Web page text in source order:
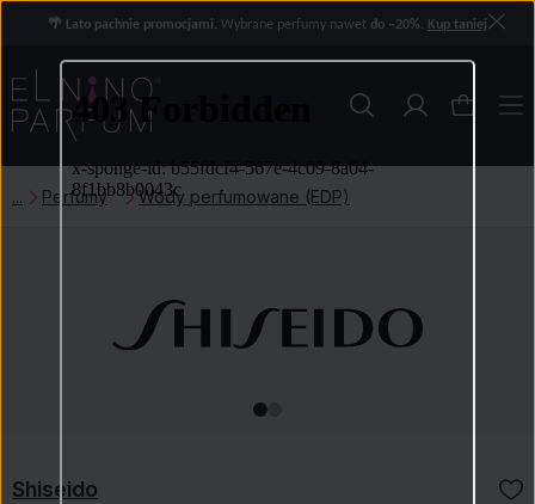
🌴 Lato pachnie promocjami. Wybrane perfumy nawet do −20%. Kup taniej
Perfumy Wody perfumowane (EDP)
Shiseido